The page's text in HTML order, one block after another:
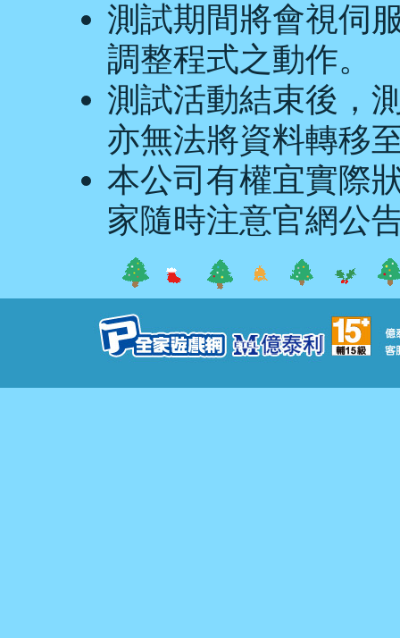
測試期間將會視伺
調整程式之動作。
測試活動結束後，
亦無法將資料轉移
本公司有權宜實際
家隨時注意官網公